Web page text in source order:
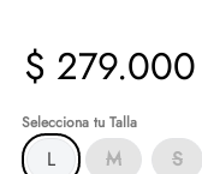
$ 279.000
Talla
L M S